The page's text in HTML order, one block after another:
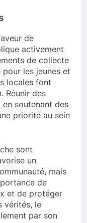
de
activement
de collecte
les jeunes et
locales font
Réunir des
soutenant des
priorité au sein
sont
un
mais
de
et de protéger
vérités, le
par son